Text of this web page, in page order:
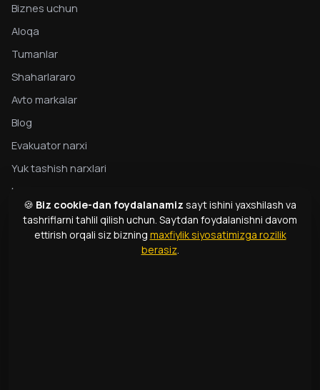
Biznes uchun
Aloqa
Tumanlar
Shaharlararo
Avto markalar
Blog
Evakuator narxi
Yuk tashish narxlari
Maxfiylik
Evakuator bo‘yicha to‘liq qo‘llanma
Evakuator turlari
🍪 Biz cookie-dan foydalanamiz sayt ishini yaxshilash va
tashriflarni tahlil qilish uchun. Saytdan foydalanishni davom
ettirish orqali siz bizning maxfiylik siyosatimizga rozilik
berasiz.